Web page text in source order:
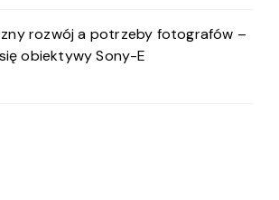
rozwój a potrzeby fotografów –
obiektywy Sony-E